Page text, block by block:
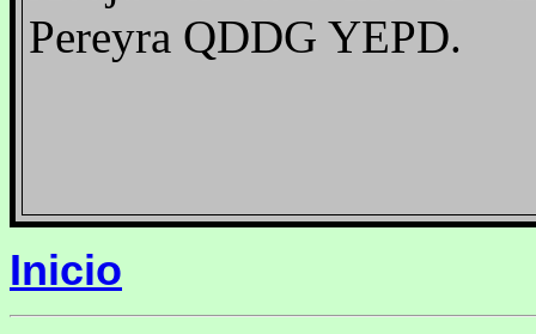
Pereyra QDDG YEPD.
Inicio